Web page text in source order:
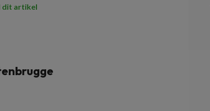
dit artikel